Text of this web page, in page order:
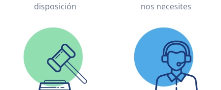
disposición
nos necesites